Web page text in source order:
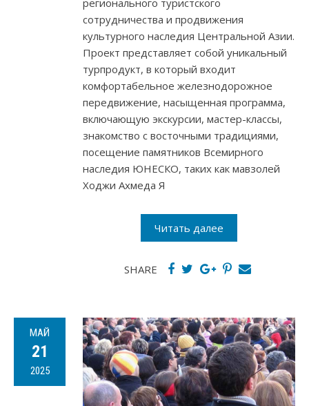
регионального туристского
сотрудничества и продвижения
культурного наследия Центральной Азии.
Проект представляет собой уникальный
турпродукт, в который входит
комфортабельное железнодорожное
передвижение, насыщенная программа,
включающую экскурсии, мастер-классы,
знакомство с восточными традициями,
посещение памятников Всемирного
наследия ЮНЕСКО, таких как мавзолей
Ходжи Ахмеда Я
Читать далее
SHARE
МАЙ
21
2025